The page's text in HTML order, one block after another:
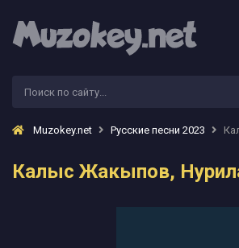
Muzokey.net Русские песни 2023
Калыс Жакыпов,